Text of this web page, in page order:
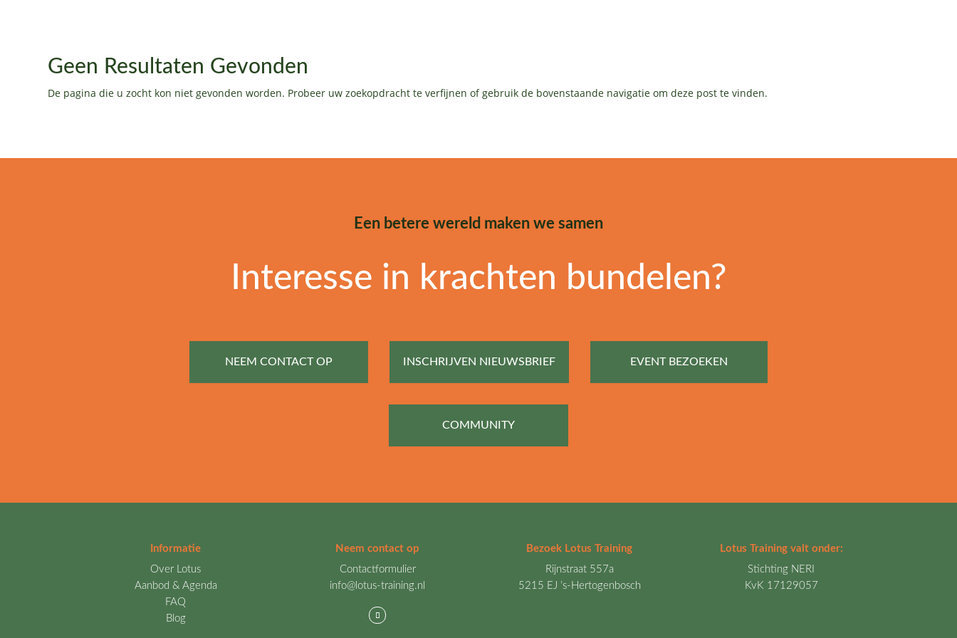
Geen Resultaten Gevonden
De pagina die u zocht kon niet gevonden worden. Probeer uw zoekopdracht te verfijnen of gebruik de bovenstaande navigatie om deze post te vinden.
Een betere wereld maken we samen
Interesse in krachten bundelen?
NEEM CONTACT OP INSCHRIJVEN NIEUWSBRIEF EVENT BEZOEKEN
COMMUNITY
Informatie
Over Lotus
Aanbod & Agenda
FAQ
Blog
Neem contact op
Contactformulier
info@lotus-training.nl
Bezoek Lotus Training
Rijnstraat 557a
5215 EJ ’s-Hertogenbosch
Lotus Training valt onder:
Stichting NERI
KvK 17129057